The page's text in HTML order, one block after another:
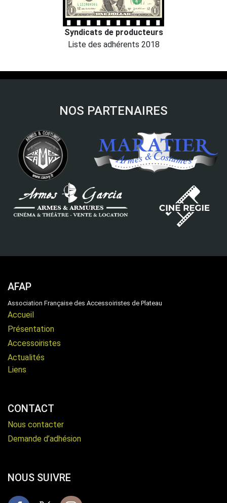
Syndicats de producteurs
Liste des adhérents 2018
NOS PARTENAIRES
AFAP
Association Française des Accessoiristes de Plateau
Accueil
Présentation
Accessoiristes
Actualités
Liens
CONTACT
Nous contacter
Demande d’adhésion
NOUS SUIVRE